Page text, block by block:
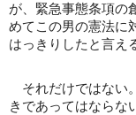
が、緊急事態条項の
めてこの男の憲法に
はっきりしたと言え
それだけではない
きであってはならな